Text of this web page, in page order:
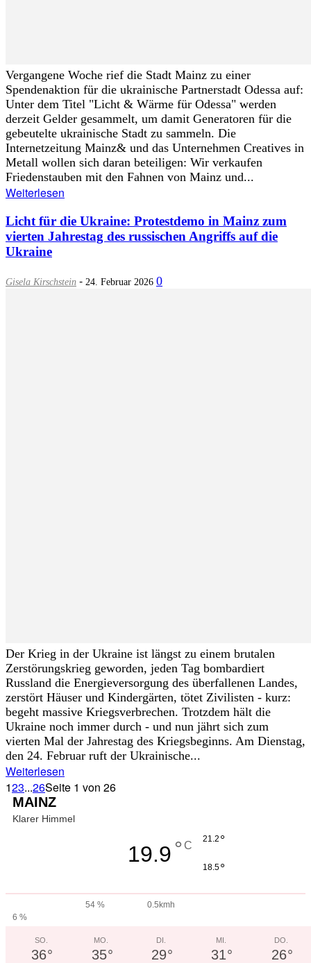
Vergangene Woche rief die Stadt Mainz zu einer
Spendenaktion für die ukrainische Partnerstadt Odessa auf:
Unter dem Titel "Licht & Wärme für Odessa" werden
derzeit Gelder gesammelt, um damit Generatoren für die
gebeutelte ukrainische Stadt zu sammeln. Die
Internetzeitung Mainz& und das Unternehmen Creatives in
Metall wollen sich daran beteiligen: Wir verkaufen
Friedenstauben mit den Fahnen von Mainz und...
Weiterlesen
Licht für die Ukraine: Protestdemo in Mainz zum
vierten Jahrestag des russischen Angriffs auf die
Ukraine
Gisela Kirschstein - 24. Februar 2026 0
Der Krieg in der Ukraine ist längst zu einem brutalen
Zerstörungskrieg geworden, jeden Tag bombardiert
Russland die Energieversorgung des überfallenen Landes,
zerstört Häuser und Kindergärten, tötet Zivilisten - kurz:
begeht massive Kriegsverbrechen. Trotzdem hält die
Ukraine noch immer durch - und nun jährt sich zum
vierten Mal der Jahrestag des Kriegsbeginns. Am Dienstag,
den 24. Februar ruft der Ukrainische...
Weiterlesen
123...26Seite 1 von 26
MAINZ
Klarer Himmel
19.9° C
21.2 °
18.5°
54 %
0.5kmh
6 %
SO.
36°
MO.
35°
DI.
29°
MI.
31°
DO.
26°